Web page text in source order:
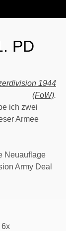
PD
1944
(FoW).
ich zwei
Armee
Neuauflage
Army Deal
6x